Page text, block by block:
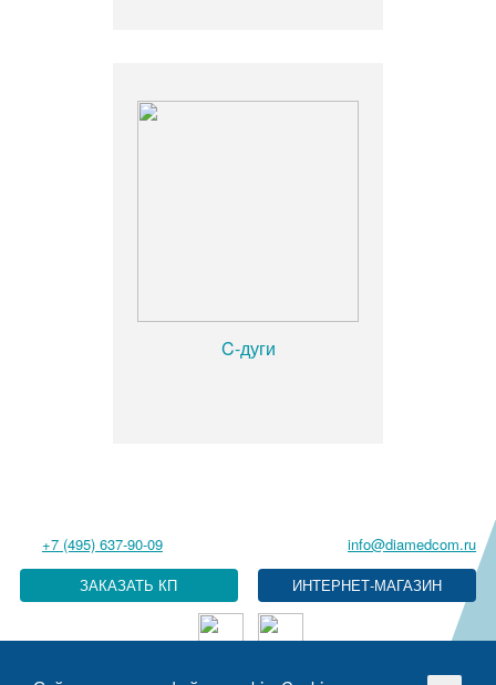
C-дуги
+7 (495) 637-90-09
info@diamedcom.ru
ЗАКАЗАТЬ КП